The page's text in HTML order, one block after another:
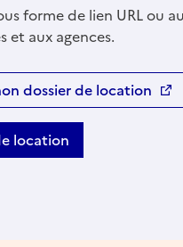
forme de lien URL ou
et aux agences.
dossier de location
location